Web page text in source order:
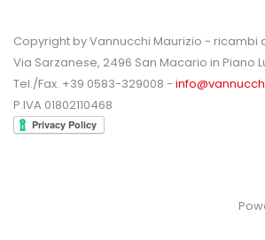
Copyright by Vannucchi Maurizio - ricambi
Via Sarzanese, 2496 San Macario in Piano
Tel./Fax. +39 0583-329008 -
P.IVA 01802110468